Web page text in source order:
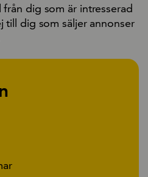
dig som är intresserad
till dig som säljer annonser